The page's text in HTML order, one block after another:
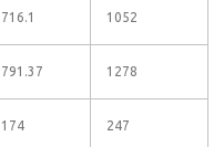
716.1 1052
791.37 1278
174 247